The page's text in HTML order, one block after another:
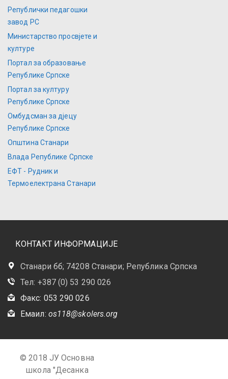
Републички педагошки
завод РС
Министарство просвјете и
културе
Портал за образовање
Републике Српске
Портал за културу
Републике Српске
Омбудсман за дјецу
Републике Српске
Општина Станари
Влада Републике Српске
ЕФТ - Рудник и
Термоелектрана Станари
КОНТАКТ ИНФОРМАЦИЈЕ
Станари бб; 74208 Станари; Република Српска
Тел: +387 (0) 53 290 026
Факс: 053 290 026
Емаил: os118@skolers.org
© 2018 ЈУ Основна
школа "Десанка